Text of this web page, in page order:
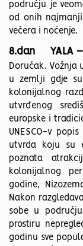
području je
od onih
večera i noćenje.
8.dan YALA –
Doručak. Vožnja
u zemlji gdje
kolonijalnog
utvrđenog
europske i
UNESCO-v
utvrda koju su
poznata
kolonijalnog
godine,
Nakon
sobe u
prostiru
godinu sve